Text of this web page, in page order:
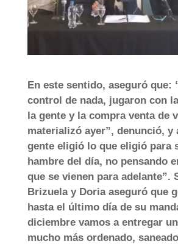
En este sentido, aseguró que:
control de nada, jugaron con
la gente y la compra venta de
materializó ayer”, denunció, y
gente eligió lo que eligió para
hambre del día, no pensando
que se vienen para adelante”.
Brizuela y Doria aseguró que
hasta el último día de su
diciembre vamos a entregar
mucho más ordenado,